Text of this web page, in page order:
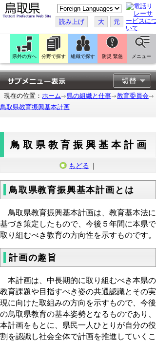
こ
の
ペ
ー
ジ
翻
訳
す
る
読み上げ 大 元
県外の方へ 分野で探す 組織で探す 防災 緊急 メニュー
現在の位置： ホーム 県の組織と仕事
教育委員会
鳥取県教育振興基本計画
鳥取県教育振興基本計画
もどる ｜
鳥取県教育振興基本計画とは
鳥取県教育振興基本計画は、教育基本法に
基づき策定したもので、今後５年間に本県で
取り組むべき教育の方向性を示すものです。
計画の趣旨
本計画は、中長期的に取り組むべき本県の
教育課題や目指すべき姿の共通認識とその実
現に向けた取組みの方向を示すもので、今後
の鳥取県教育の基本姿勢となるものであり、
本計画をもとに、県民一人ひとりが自分の役
割を認識し社会全体で計画を推進していくこ